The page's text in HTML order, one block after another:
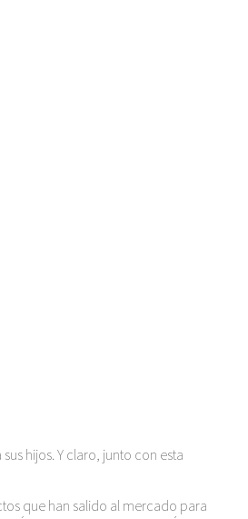
hijos. Y claro, junto con esta
que han salido al mercado para